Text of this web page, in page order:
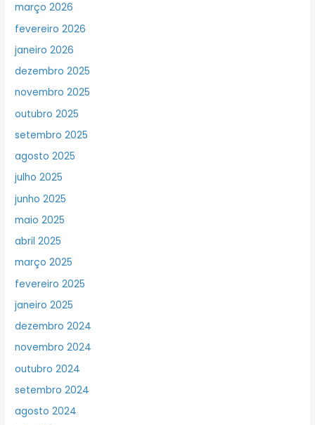
março 2026
fevereiro 2026
janeiro 2026
dezembro 2025
novembro 2025
outubro 2025
setembro 2025
agosto 2025
julho 2025
junho 2025
maio 2025
abril 2025
março 2025
fevereiro 2025
janeiro 2025
dezembro 2024
novembro 2024
outubro 2024
setembro 2024
agosto 2024